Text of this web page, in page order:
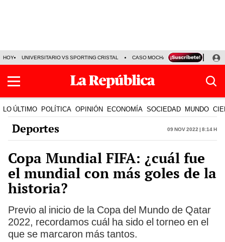
HOY UNIVERSITARIO VS SPORTING CRISTAL CASO MOCHASUELDOS
LO ÚLTIMO POLÍTICA OPINIÓN ECONOMÍA SOCIEDAD MUNDO
Deportes 09 Nov 2022 | 8:14 h
Copa Mundial FIFA: ¿cuál fue
el mundial con más goles de la
historia?
Previo al inicio de la Copa del Mundo de Qatar
2022, recordamos cuál ha sido el torneo en el
que se marcaron más tantos.